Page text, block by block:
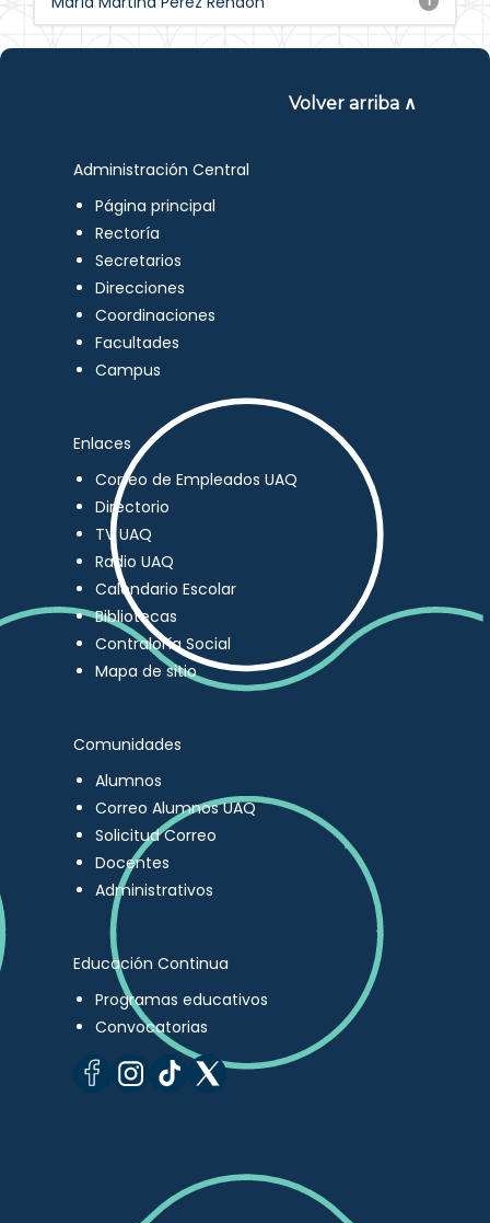
Volver arriba ∧
Administración Central
Página principal
Rectoría
Secretarios
Direcciones
Coordinaciones
Facultades
Campus
Enlaces
Correo de Empleados UAQ
Directorio
TV UAQ
Radio UAQ
Calendario Escolar
Bibliotecas
Contraloría Social
Mapa de sitio
Comunidades
Alumnos
Correo Alumnos UAQ
Solicitud Correo
Docentes
Administrativos
Educación Continua
Programas educativos
Convocatorias